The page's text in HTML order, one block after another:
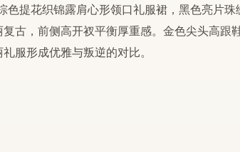
提花织锦露肩心形领口礼服裙，黑色亮片
古，前侧高开衩平衡厚重感。金色尖头高跟
服形成优雅与叛逆的对比。